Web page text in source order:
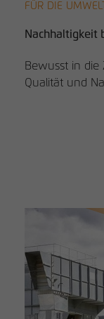
FÜR DIE UMWELT
Nachhaltigkeit
Bewusst in
Qualität und